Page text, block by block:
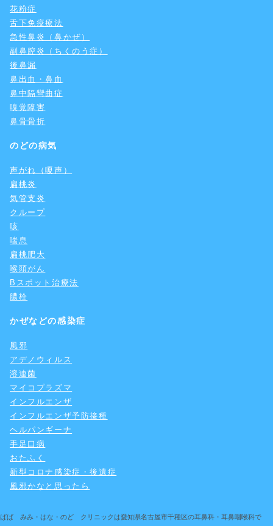
花粉症
舌下免疫療法
急性鼻炎（鼻かぜ）
副鼻腔炎（ちくのう症）
後鼻漏
鼻出血・鼻血
鼻中隔彎曲症
嗅覚障害
鼻骨骨折
のどの病気
声がれ（嗄声）
扁桃炎
気管支炎
クループ
咳
喘息
扁桃肥大
喉頭がん
Bスポット治療法
膿栓
かぜなどの感染症
風邪
アデノウィルス
溶連菌
マイコプラズマ
インフルエンザ
インフルエンザ予防接種
ヘルパンギーナ
手足口病
おたふく
新型コロナ感染症・後遺症
風邪かなと思ったら
ばば みみ・はな・のど クリニックは愛知県名古屋市千種区の耳鼻科・耳鼻咽喉科で